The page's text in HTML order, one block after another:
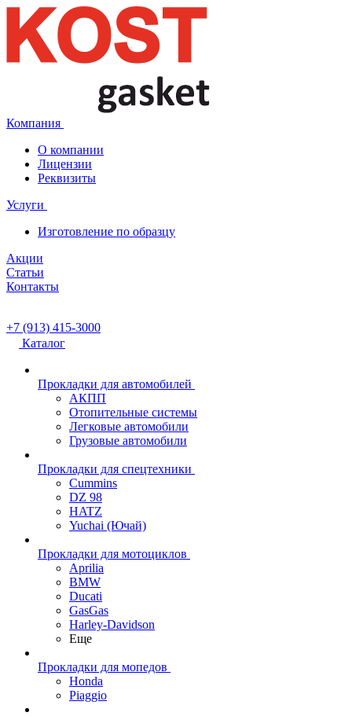
Компания
О компании
Лицензии
Реквизиты
Услуги
Изготовление по образцу
Акции
Статьи
Контакты
+7 (913) 415-3000
Каталог
Прокладки для автомобилей
АКПП
Отопительные системы
Легковые автомобили
Грузовые автомобили
Прокладки для спецтехники
Cummins
DZ 98
HATZ
Yuchai (Ючай)
Прокладки для мотоциклов
Aprilia
BMW
Ducati
GasGas
Harley-Davidson
Еще
Прокладки для мопедов
Honda
Piaggio